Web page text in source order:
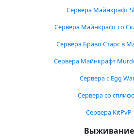
Сервера Майнкрафт
Сервера Майнкрафт со
Сервера Браво Старс в
Сервера Майнкрафт
Сервера с Egg
Сервера со
Сервера KitPvP
Выживание